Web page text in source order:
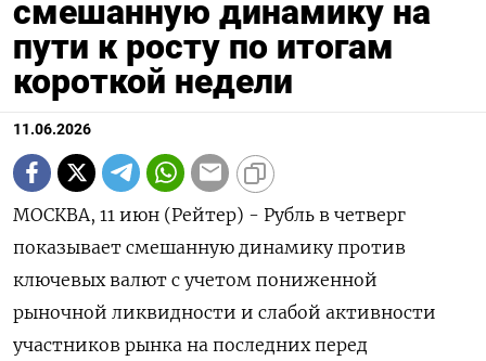
смешанную динамику на
пути к росту по итогам
короткой недели
11.06.2026
МОСКВА, 11 июн (Рейтер) - Рубль в четверг
показывает смешанную динамику против
ключевых валют с учетом пониженной
рыночной ликвидности и слабой активности
участников рынка на последних перед